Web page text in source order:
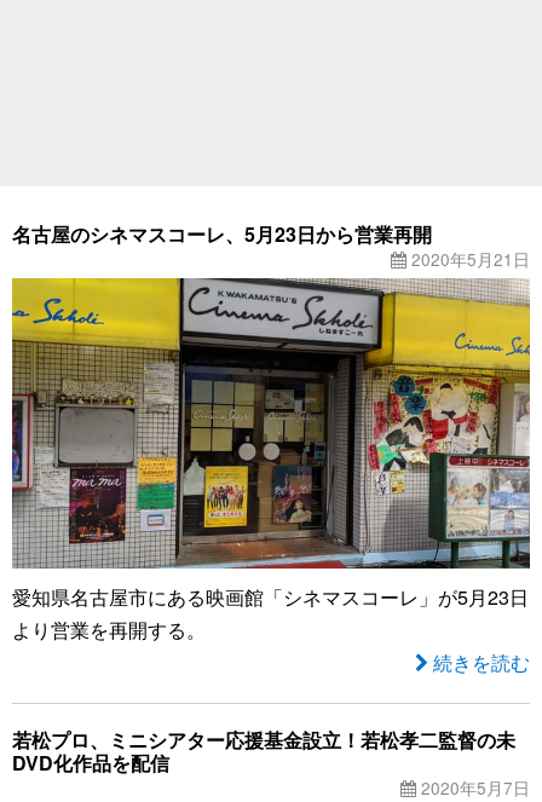
名古屋のシネマスコーレ、5月23日から営業再開
2020年5月21日
愛知県名古屋市にある映画館「シネマスコーレ」が5月23日
より営業を再開する。
続きを読む
若松プロ、ミニシアター応援基金設立！若松孝二監督の未
DVD化作品を配信
2020年5月7日